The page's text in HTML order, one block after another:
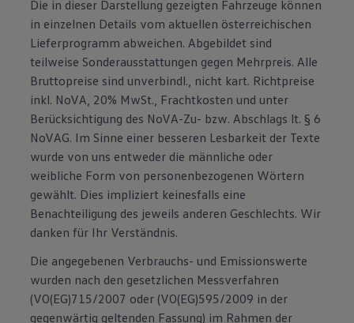
Die in dieser Darstellung gezeigten Fahrzeuge können
in einzelnen Details vom aktuellen österreichischen
Lieferprogramm abweichen. Abgebildet sind
teilweise Sonderausstattungen gegen Mehrpreis. Alle
Bruttopreise sind unverbindl., nicht kart. Richtpreise
inkl. NoVA, 20% MwSt., Frachtkosten und unter
Berücksichtigung des NoVA-Zu- bzw. Abschlags lt. § 6
NoVAG. Im Sinne einer besseren Lesbarkeit der Texte
wurde von uns entweder die männliche oder
weibliche Form von personenbezogenen Wörtern
gewählt. Dies impliziert keinesfalls eine
Benachteiligung des jeweils anderen Geschlechts. Wir
danken für Ihr Verständnis.
Die angegebenen Verbrauchs- und Emissionswerte
wurden nach den gesetzlichen Messverfahren
(VO(EG)715/2007 oder (VO(EG)595/2009 in der
gegenwärtig geltenden Fassung) im Rahmen der